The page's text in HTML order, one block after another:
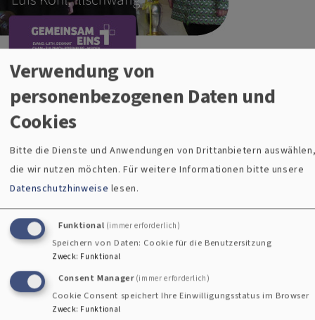
Herzlichen Glückwunsch nach Illschwang! Die Gemeinde
dort hat einen neuen Lektor, der Gottesdienste leiten wird -
und zwar einen sehr jungen engagierten: Luis Kohl aus
Dienst. Der 19-jährige Landwirtschaftslehrling hat sich seit
seiner Konfirmandenzeit als Mitarbeiter beim
Familiengottesdienst und als Organist bewährt. Nach der
Ausbildung erhielt er die Ernennungsurkunde vom Dekanat
überreicht und wurde eingesegnet. Auch die Vertrauensfrau
des Kirchenvorstands, Anna Jobst, wünschte ihm Gottes
Segen für den neuen Dienst. Wir wünschen Gottes Segen und
immer Freude am Gottesdienst und auf der Kanzel!
Verwendung von
personenbezogenen Daten und
Cookies
Bitte die Dienste und Anwendungen von Drittanbietern
die wir nutzen möchten.Für weitere Informationen bitte unsere
Datenschutzhinweise lesen.
Funktional (immer erforderlich)
Speichern von Daten: Cookie für die Benutzersitzung
Zweck: Funktional
Consent Manager (immer erforderlich)
Cookie Consent speichert Ihre Einwilligungsstatus im Browser
Zweck: Funktional